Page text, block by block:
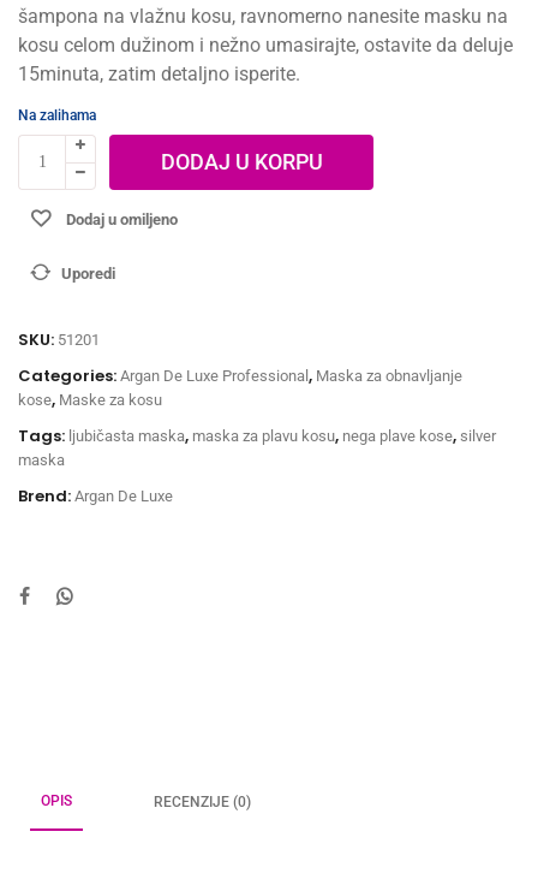
šampona na vlažnu kosu, ravnomerno nanesite masku na
kosu celom dužinom i nežno umasirajte, ostavite da deluje
15minuta, zatim detaljno isperite.
Na zalihama
DODAJ U KORPU
Dodaj u omiljeno
Uporedi
SKU: 51201
Categories: Argan De Luxe Professional, Maska za obnavljanje
kose, Maske za kosu
Tags: ljubičasta maska, maska za plavu kosu, nega plave kose, silver
maska
Brend: Argan De Luxe
OPIS RECENZIJE (0)